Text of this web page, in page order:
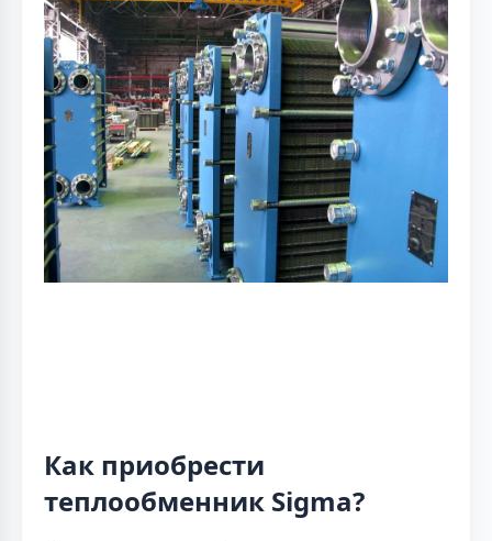
Как приобрести
теплообменник Sigma?